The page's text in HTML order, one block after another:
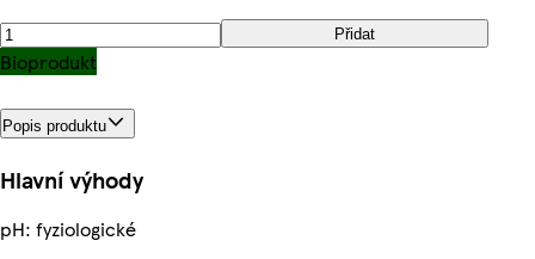
Přidat
Bioprodukt
Popis produktu
Hlavní výhody
pH: fyziologické